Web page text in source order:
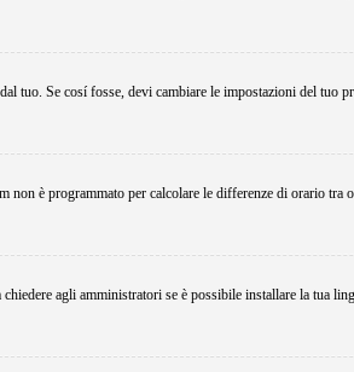
tuo. Se cosí fosse, devi cambiare le impostazioni del
è programmato per calcolare le differenze di orario tra
agli amministratori se è possibile installare la tua